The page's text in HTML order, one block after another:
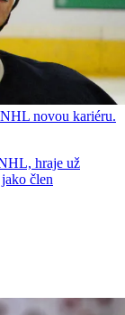
novou kariéru.
hraje už
člen